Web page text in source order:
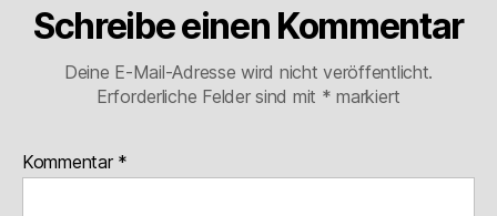
Schreibe einen Kommentar
Deine E-Mail-Adresse wird nicht veröffentlicht.
Erforderliche Felder sind mit * markiert
Kommentar *